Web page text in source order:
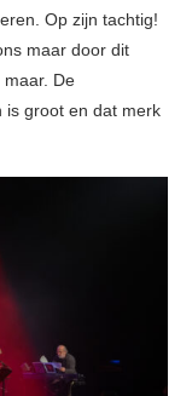
Op zijn tachtig!
maar door dit
De
is groot en dat merk